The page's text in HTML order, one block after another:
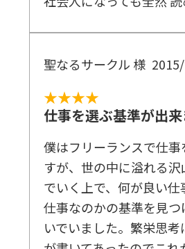
聖なるサークル 様
★★★★
仕事を選ぶ基準が出
僕はフリーランスで仕
すが、世の中に溢れる
でいく上で、何が良い仕
仕事なのかの基準を見
いでいました。繁栄思